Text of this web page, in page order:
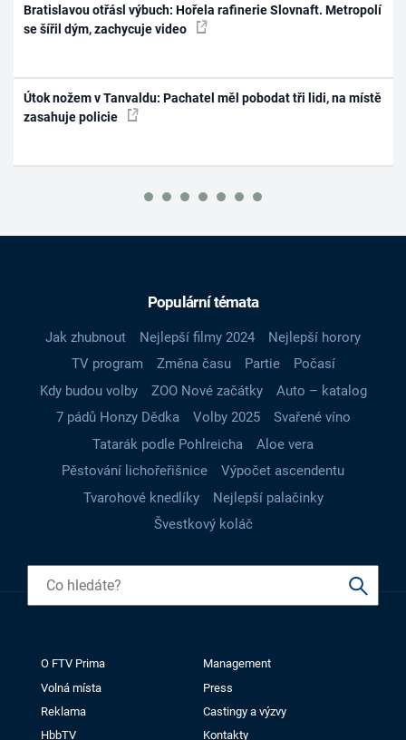
Bratislavou otřásl výbuch: Hořela rafinerie Slovnaft. Metropolí
se šířil dým, zachycuje video
Útok nožem v Tanvaldu: Pachatel měl pobodat tři lidi, na místě
zasahuje policie
Populární témata
Jak zhubnout Nejlepší filmy 2024
Nejlepší horory
TV program
Změna času Partie
Počasí
Kdy budou volby
ZOO Nové začátky
Auto – katalog
7 pádů Honzy Dědka
Volby 2025
Svařené víno
Tatarák podle Pohlreicha
Aloe vera
Pěstování lichořeřišnice
Výpočet ascendentu
Tvarohové knedlíky
Nejlepší palačinky
Švestkový koláč
O FTV Prima
Management
Volná místa
Press
Reklama
Castingy a výzvy
HbbTV
Kontakty